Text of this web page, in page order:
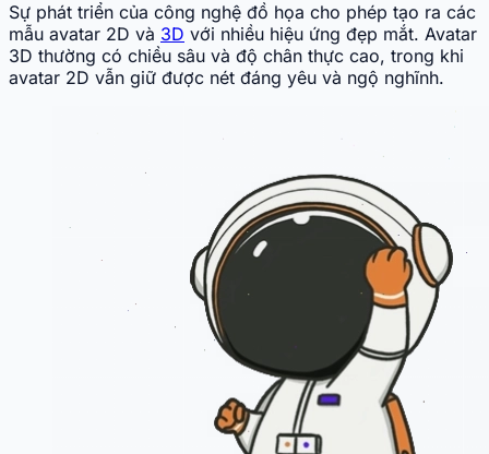
Sự phát triển của công nghệ đồ họa cho phép tạo ra các
mẫu avatar 2D và 3D với nhiều hiệu ứng đẹp mắt. Avatar
3D thường có chiều sâu và độ chân thực cao, trong khi
avatar 2D vẫn giữ được nét đáng yêu và ngộ nghĩnh.